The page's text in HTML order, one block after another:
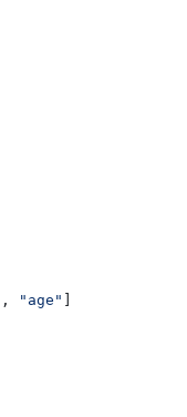
, "age"